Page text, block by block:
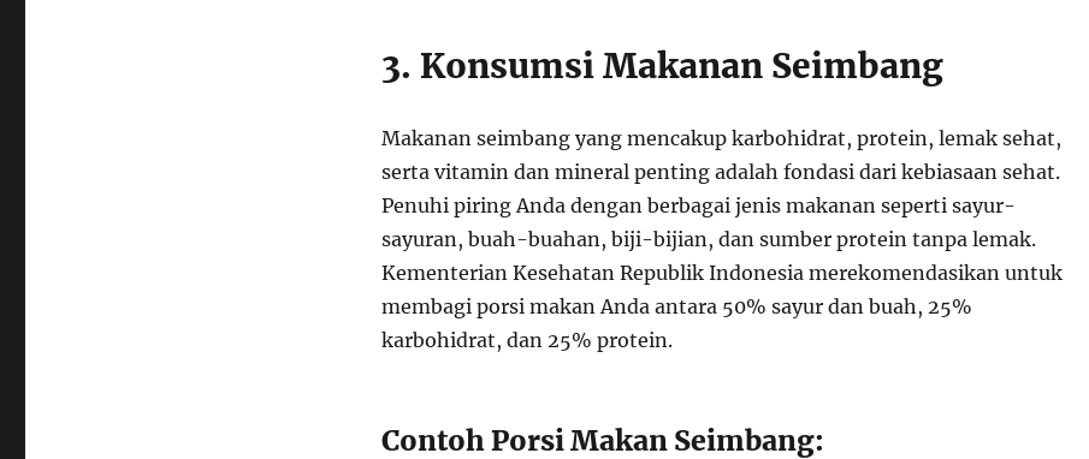
3. Konsumsi Makanan Seimbang
Makanan seimbang yang mencakup karbohidrat, protein, lemak sehat,
serta vitamin dan mineral penting adalah fondasi dari kebiasaan sehat.
Penuhi piring Anda dengan berbagai jenis makanan seperti sayur-
sayuran, buah-buahan, biji-bijian, dan sumber protein tanpa lemak.
Kementerian Kesehatan Republik Indonesia merekomendasikan untuk
membagi porsi makan Anda antara 50% sayur dan buah, 25%
karbohidrat, dan 25% protein.
Contoh Porsi Makan Seimbang: